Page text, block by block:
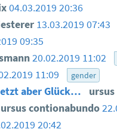
04.03.2019 20:36
13.03.2019 07:43
09:35
20.02.2019 11:02
11:09 gender
aber Glück…
ursus contionabundo
20:42